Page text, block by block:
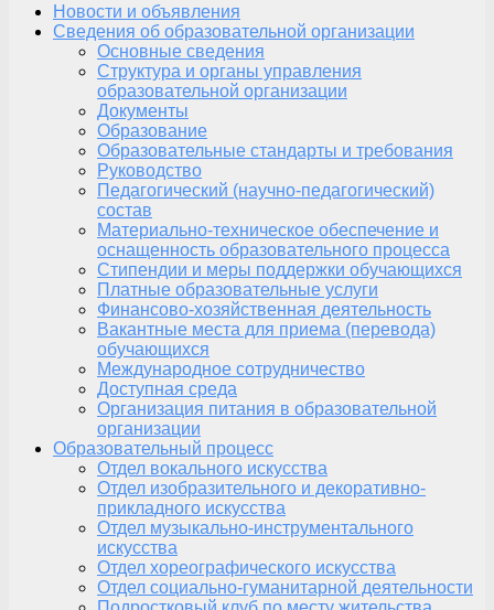
Новости и объявления
Сведения об образовательной организации
Основные сведения
Структура и органы управления
образовательной организации
Документы
Образование
Образовательные стандарты и требования
Руководство
Педагогический (научно-педагогический)
состав
Материально-техническое обеспечение и
оснащенность образовательного процесса
Стипендии и меры поддержки обучающихся
Платные образовательные услуги
Финансово-хозяйственная деятельность
Вакантные места для приема (перевода)
обучающихся
Международное сотрудничество
Доступная среда
Организация питания в образовательной
организации
Образовательный процесс
Отдел вокального искусства
Отдел изобразительного и декоративно-
прикладного искусства
Отдел музыкально-инструментального
искусства
Отдел хореографического искусства
Отдел социально-гуманитарной деятельности